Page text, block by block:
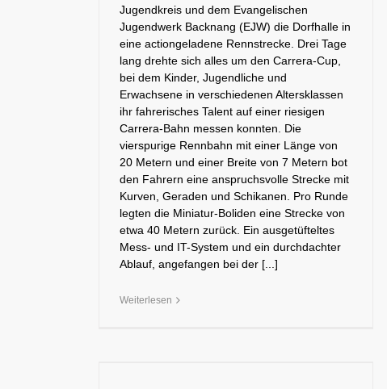
Jugendkreis und dem Evangelischen
Jugendwerk Backnang (EJW) die Dorfhalle in
eine actiongeladene Rennstrecke. Drei Tage
lang drehte sich alles um den Carrera-Cup,
bei dem Kinder, Jugendliche und
Erwachsene in verschiedenen Altersklassen
ihr fahrerisches Talent auf einer riesigen
Carrera-Bahn messen konnten. Die
vierspurige Rennbahn mit einer Länge von
20 Metern und einer Breite von 7 Metern bot
den Fahrern eine anspruchsvolle Strecke mit
Kurven, Geraden und Schikanen. Pro Runde
legten die Miniatur-Boliden eine Strecke von
etwa 40 Metern zurück. Ein ausgetüfteltes
Mess- und IT-System und ein durchdachter
Ablauf, angefangen bei der [...]
Weiterlesen